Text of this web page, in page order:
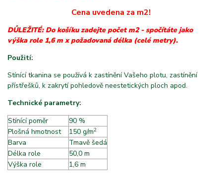
Cena uvedena za m2!
DŮLEŽITÉ: Do košíku zadejte počet m2 - spočítáte jako
výška role 1,6 m x požadovaná délka (celé metry).
Použití:
Stínící tkanina se používá k zastínění Vašeho plotu, zastínění
přístřešků, k zakrytí pohledově neestetických ploch apod.
Technické parametry:
Stínící poměr
90 %
Plošná hmotnost
150 g/m2
Barva
Tmavě šedá
Délka role
50,0 m
Výška role
1,6 m